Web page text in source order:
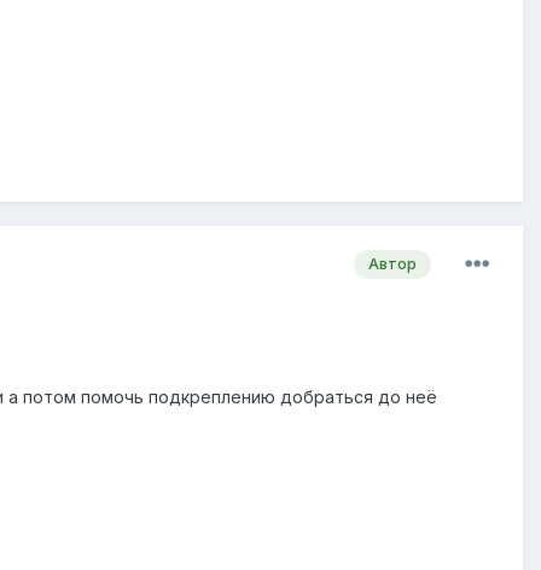
Автор
а потом помочь подкреплению добраться до неё